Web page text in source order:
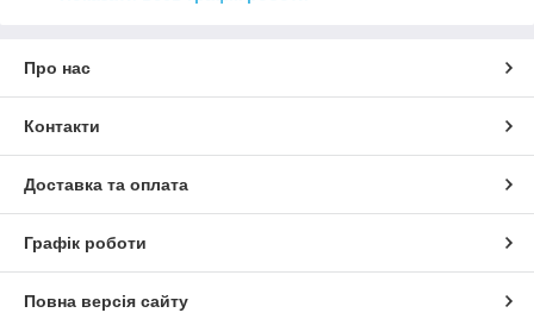
Про нас
Контакти
Доставка та оплата
Графік роботи
Повна версія сайту